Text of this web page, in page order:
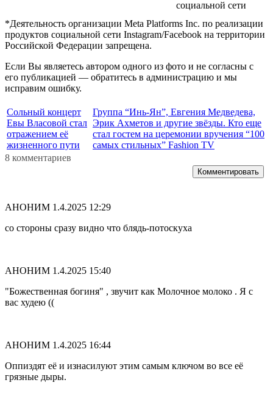
социальной сети
*Деятельность организации Meta Platforms Inc. по реализации
продуктов социальной сети Instagram/Facebook на территории
Российской Федерации запрещена.
Если Вы являетесь автором одного из фото и не согласны с
его публикацией — обратитесь в администрацию и мы
исправим ошибку.
Сольный концерт
Евы Власовой стал
отражением её
жизненного пути
Группа “Инь-Ян”, Евгения Медведева,
Эрик Ахметов и другие звёзды. Кто еще
стал гостем на церемонии вручения “100
самых стильных” Fashion TV
8 комментариев
Комментировать
АНОНИМ 1.4.2025 12:29
со стороны сразу видно что блядь-потоскуха
АНОНИМ 1.4.2025 15:40
"Божественная богиня" , звучит как Молочное молоко . Я с
вас худею ((
АНОНИМ 1.4.2025 16:44
Оппиздят её и изнасилуют этим самым ключом во все её
грязные дыры.